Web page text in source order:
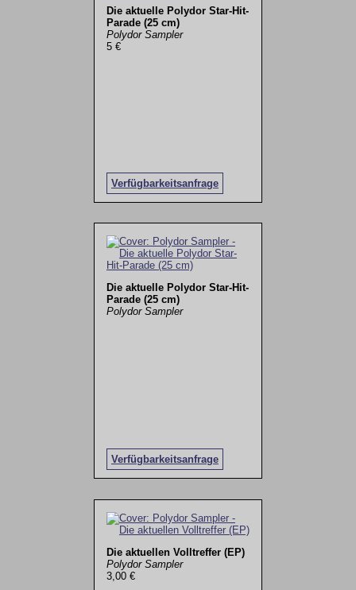
Die aktuelle Polydor Star-Hit-
Parade (25 cm)
Polydor Sampler
5 €
Verfügbarkeitsanfrage
Die aktuelle Polydor Star-Hit-
Parade (25 cm)
Polydor Sampler
Verfügbarkeitsanfrage
Die aktuellen Volltreffer (EP)
Polydor Sampler
3,00 €